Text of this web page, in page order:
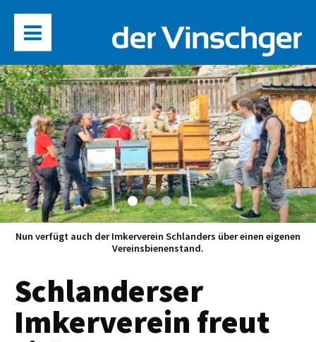
Nun verfügt auch der Imkerverein Schlanders über einen eigenen
Vereinsbienenstand.
Schlanderser
Imkerverein freut